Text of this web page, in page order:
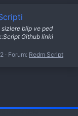
sizlere blip ve ped
Github linki
Forum: Redm Script